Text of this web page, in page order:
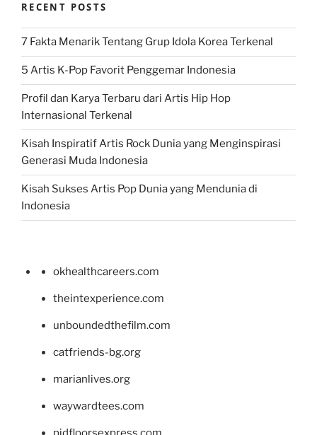
RECENT POSTS
7 Fakta Menarik Tentang Grup Idola Korea Terkenal
5 Artis K-Pop Favorit Penggemar Indonesia
Profil dan Karya Terbaru dari Artis Hip Hop
Internasional Terkenal
Kisah Inspiratif Artis Rock Dunia yang Menginspirasi
Generasi Muda Indonesia
Kisah Sukses Artis Pop Dunia yang Mendunia di
Indonesia
okhealthcareers.com
theintexperience.com
unboundedthefilm.com
catfriends-bg.org
marianlives.org
waywardtees.com